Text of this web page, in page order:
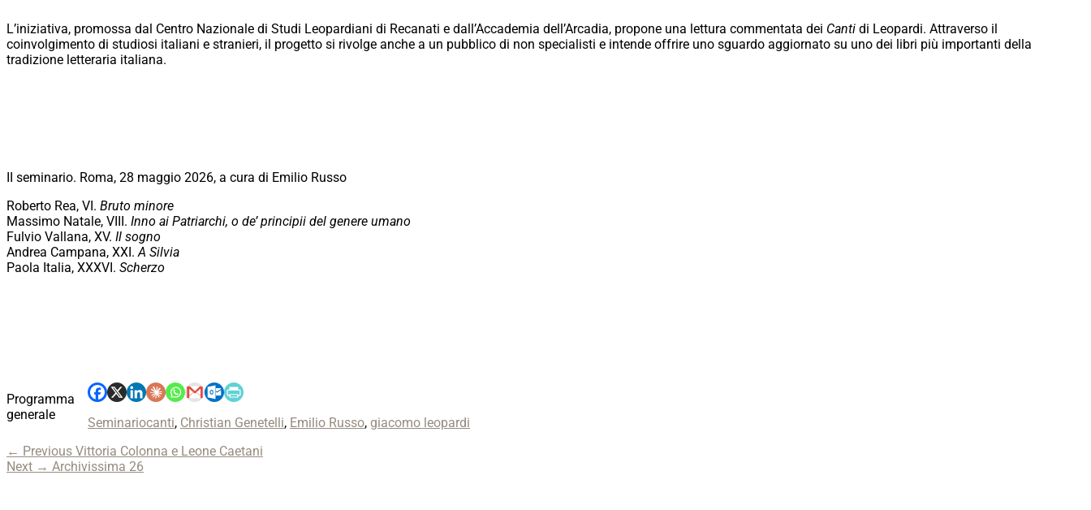
L’iniziativa, promossa dal Centro Nazionale di Studi Leopardiani di Recanati e dall’Accademia dell’Arcadia, propone una lettura commentata dei Canti di Leopardi. Attraverso il
coinvolgimento di studiosi italiani e stranieri, il progetto si rivolge anche a un pubblico di non specialisti e intende offrire uno sguardo aggiornato su uno dei libri più importanti della
tradizione letteraria italiana.
II seminario. Roma, 28 maggio 2026, a cura di Emilio Russo
Roberto Rea, VI. Bruto minore
Massimo Natale, VIII. Inno ai Patriarchi, o de’ principii del genere umano
Fulvio Vallana, XV. Il sogno
Andrea Campana, XXI.A Silvia
Paola Italia, XXXVI. Scherzo
Programma
generale
Categories
SeminarioTags
canti, Christian Genetelli, Emilio Russo, giacomo leopardi
Navigazione
articoli
← Previous Previous
post:
Vittoria Colonna e Leone Caetani
Next → Next
Archivissima 26